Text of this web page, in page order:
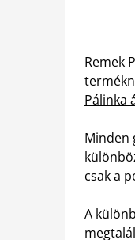
Remek
Pálinka
Minden
csak a
A